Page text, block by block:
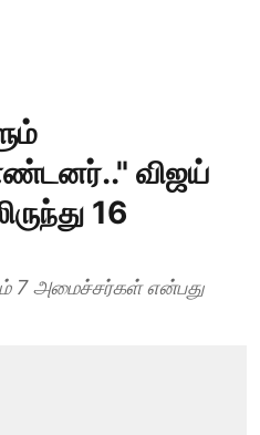
விஜய்
16
7 அமைச்சர்கள் என்பது